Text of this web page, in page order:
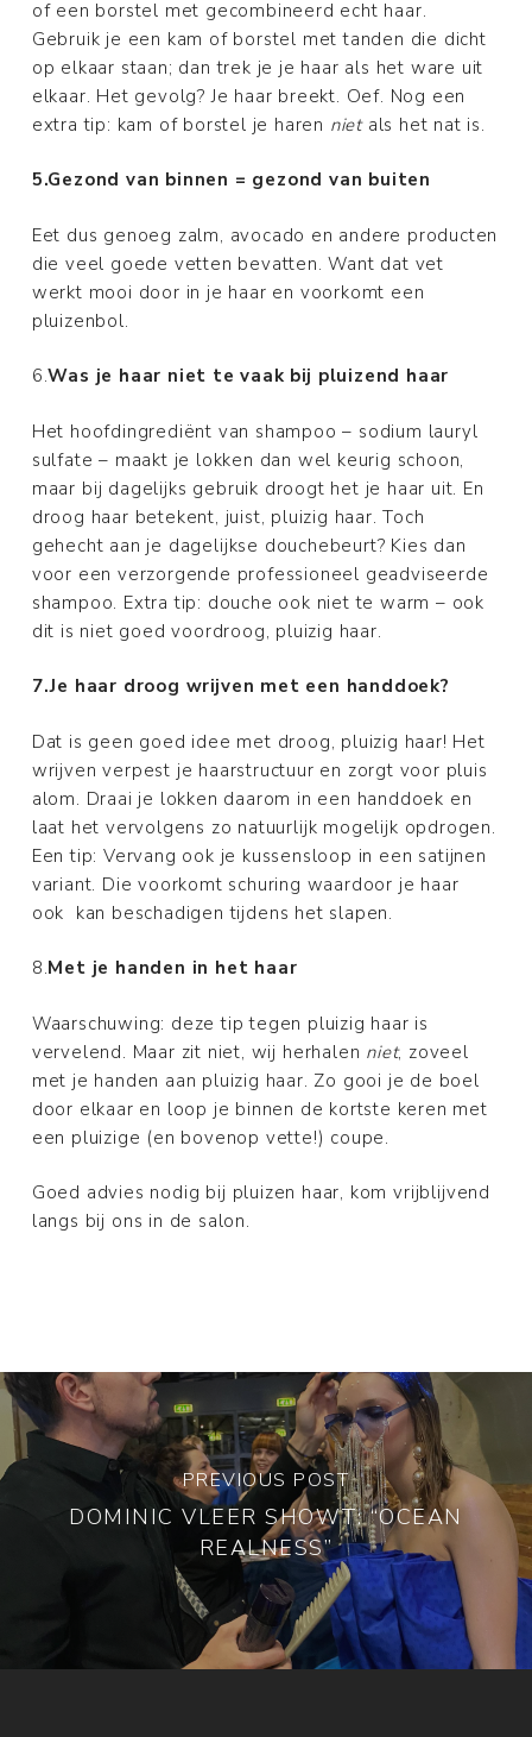
of een borstel met gecombineerd echt haar.
Gebruik je een kam of borstel met tanden die dicht
op elkaar staan; dan trek je je haar als het ware uit
elkaar. Het gevolg? Je haar breekt. Oef. Nog een
extra tip: kam of borstel je haren niet als het nat is.
5.Gezond van binnen = gezond van buiten
Eet dus genoeg zalm, avocado en andere producten
die veel goede vetten bevatten. Want dat vet
werkt mooi door in je haar en voorkomt een
pluizenbol.
6.Was je haar niet te vaak bij pluizend haar
Het hoofdingrediënt van shampoo – sodium lauryl
sulfate – maakt je lokken dan wel keurig schoon,
maar bij dagelijks gebruik droogt het je haar uit. En
droog haar betekent, juist, pluizig haar. Toch
gehecht aan je dagelijkse douchebeurt? Kies dan
voor een verzorgende professioneel geadviseerde
shampoo. Extra tip: douche ook niet te warm – ook
dit is niet goed voordroog, pluizig haar.
7.Je haar droog wrijven met een handdoek?
Dat is geen goed idee met droog, pluizig haar! Het
wrijven verpest je haarstructuur en zorgt voor pluis
alom. Draai je lokken daarom in een handdoek en
laat het vervolgens zo natuurlijk mogelijk opdrogen.
Een tip: Vervang ook je kussensloop in een satijnen
variant. Die voorkomt schuring waardoor je haar
ook kan beschadigen tijdens het slapen.
8.Met je handen in het haar
Waarschuwing: deze tip tegen pluizig haar is
vervelend. Maar zit niet, wij herhalen niet, zoveel
met je handen aan pluizig haar. Zo gooi je de boel
door elkaar en loop je binnen de kortste keren met
een pluizige (en bovenop vette!) coupe.
Goed advies nodig bij pluizen haar, kom vrijblijvend
langs bij ons in de salon.
PREVIOUS POST
DOMINIC VLEER SHOWT: “OCEAN
REALNESS”